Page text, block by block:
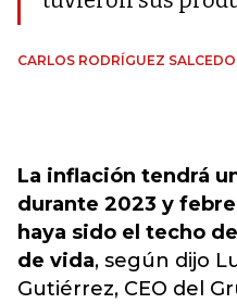
CARLOS RODRÍGUEZ SALCEDO
La inflación tendrá
durante 2023 y
haya sido el techo
de vida, según dijo
Gutiérrez, CEO del